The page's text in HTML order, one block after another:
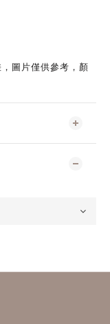
圖片僅供參考，顏